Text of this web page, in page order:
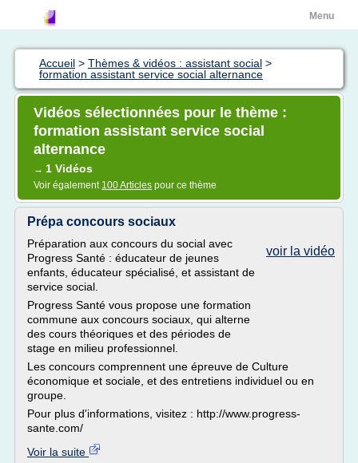
Menu
Accueil > Thèmes & vidéos : assistant social >
formation assistant service social alternance
Vidéos sélectionnées pour le thème :
formation assistant service social
alternance
→ 1 Vidéos
Voir également 100 Articles pour ce thème
Prépa concours sociaux
voir la vidéo
Préparation aux concours du social avec
Progress Santé : éducateur de jeunes
enfants, éducateur spécialisé, et assistant de
service social.
Progress Santé vous propose une formation
commune aux concours sociaux, qui alterne
des cours théoriques et des périodes de
stage en milieu professionnel.
Les concours comprennent une épreuve de Culture
économique et sociale, et des entretiens individuel ou en
groupe.
Pour plus d'informations, visitez : http://www.progress-
sante.com/
Voir la suite